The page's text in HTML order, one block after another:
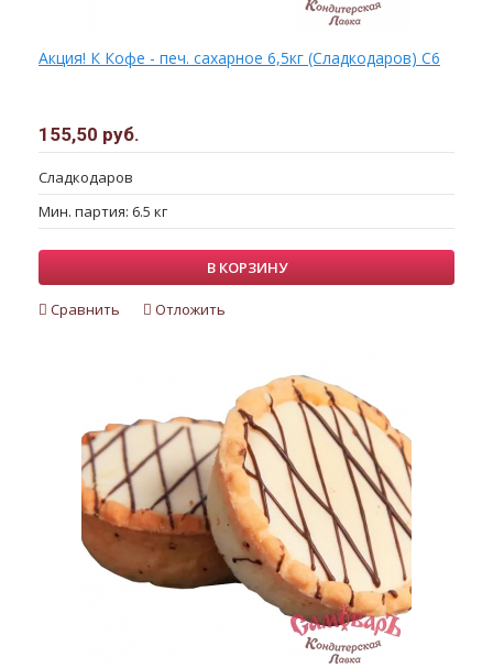
Акция! К Кофе - печ. сахарное 6,5кг (Сладкодаров) С6
155,50 руб.
Сладкодаров
Мин. партия: 6.5 кг
В КОРЗИНУ
Сравнить Отложить